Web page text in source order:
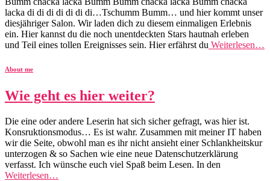
lacka di di di di di di di…Tschumm Bumm… und hier kommt unser
diesjähriger Salon. Wir laden dich zu diesem einmaligen Erlebnis
ein. Hier kannst du die noch unentdeckten Stars hautnah erleben
und Teil eines tollen Ereignisses sein. Hier erfährst du Weiterlesen…
About me
Wie geht es hier weiter?
Die eine oder andere Leserin hat sich sicher gefragt, was hier ist.
Konsruktionsmodus… Es ist wahr. Zusammen mit meiner IT haben
wir die Seite, obwohl man es ihr nicht ansieht einer Schlankheitskur
unterzogen & so Sachen wie eine neue Datenschutzerklärung
verfasst. Ich wünsche euch viel Spaß beim Lesen. In den
Weiterlesen…